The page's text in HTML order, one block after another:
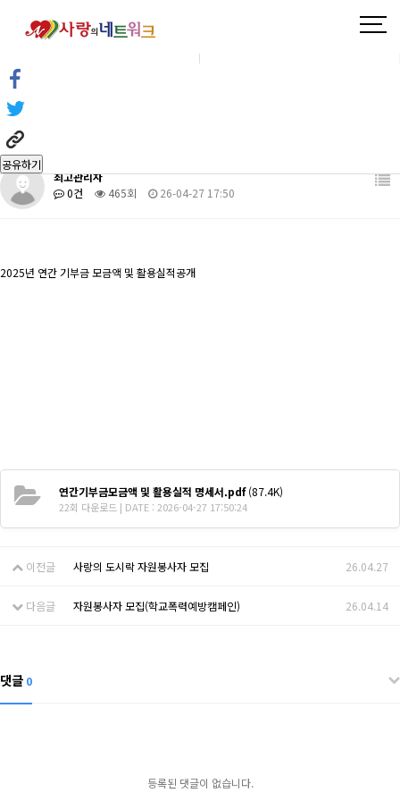
제21차 정기총회 개최
알림센터
공지사항
알림센터
공유하기
연간 기부금 모금액 및 활용실적 공개
최고관리자
0건
465회 26-04-27 17:50
2025년 연간 기부금 모금액 및 활용실적공개
연간기부금모금액 및 활용실적 명세서.pdf(87.4K)
22회 다운로드 | DATE : 2026-04-27 17:50:24
이전글 사랑의 도시락 자원봉사자 모집 26.04.27
다음글 자원봉사자 모집(학교폭력예방캠페인) 26.04.14
댓글 0
등록된 댓글이 없습니다.